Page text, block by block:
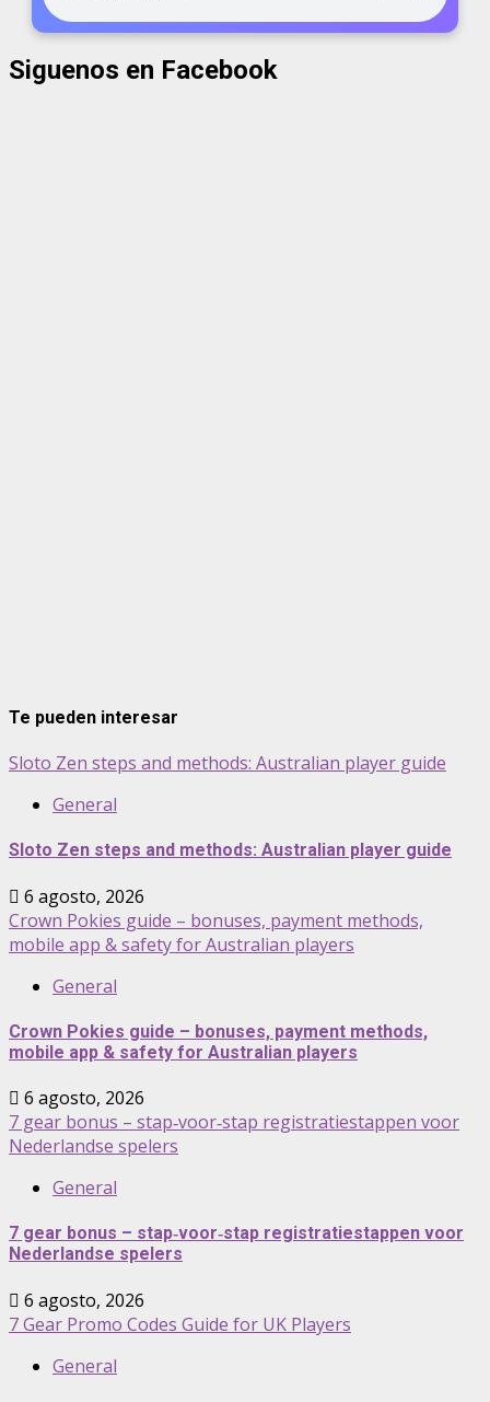
Siguenos en Facebook
Te pueden interesar
Sloto Zen steps and methods: Australian player guide
General
Sloto Zen steps and methods: Australian player guide
6 agosto, 2026
Crown Pokies guide – bonuses, payment methods,
mobile app & safety for Australian players
General
Crown Pokies guide – bonuses, payment methods,
mobile app & safety for Australian players
6 agosto, 2026
7 gear bonus – stap‑voor‑stap registratiestappen voor
Nederlandse spelers
General
7 gear bonus – stap‑voor‑stap registratiestappen voor
Nederlandse spelers
6 agosto, 2026
7 Gear Promo Codes Guide for UK Players
General